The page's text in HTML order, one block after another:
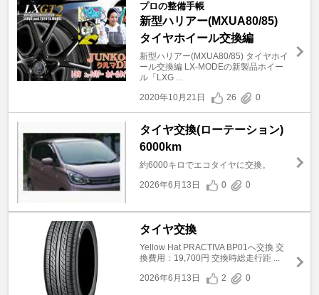
プロの整備手帳
新型ハリアー(MXUA80/85)
タイヤホイール交換編
新型ハリアー(MXUA80/85) タイヤホイ
ール交換編 LX-MODEの新製品ホイー
ル「LXG ...
2020年10月21日
26 0
タイヤ交換(ローテーション)
6000km
約6000キロでエコタイヤに交換。
2026年6月13日
0 0
タイヤ交換
Yellow Hat PRACTIVA BP01へ交換 交
換費用：19,700円 交換時総走行距 ...
2026年6月13日
2 0